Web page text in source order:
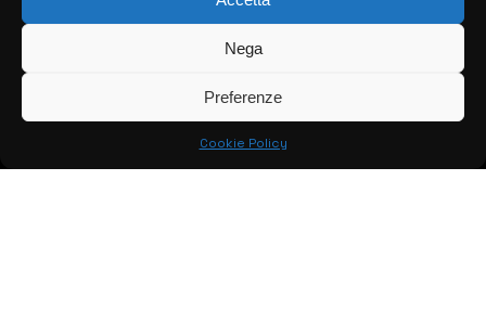
Nega
Preferenze
Cookie Policy
> CONTATTI